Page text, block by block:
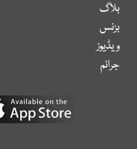
بلاگ
بزنس
ویڈیوز
جرائم